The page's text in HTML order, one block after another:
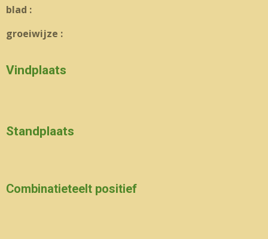
blad :
groeiwijze :
Vindplaats
Standplaats
Combinatieteelt positief